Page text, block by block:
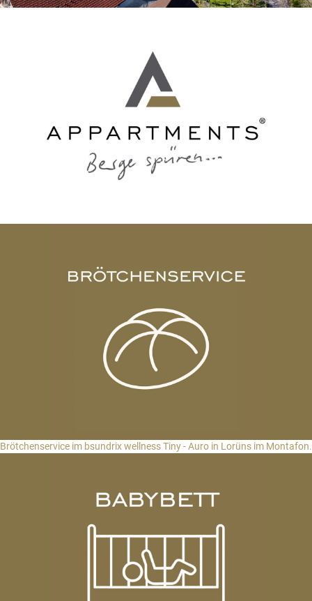
Brötchenservice im bsundrix wellness Tiny - Auro in Lorüns im Montafon.